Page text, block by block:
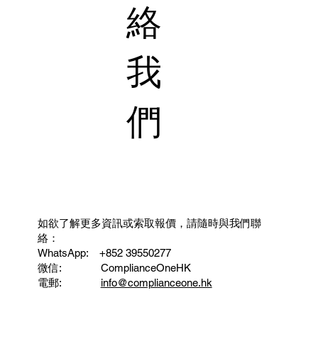
絡
我
們
如欲了解更多資訊或索取報價，請隨時與我們聯
絡：
WhatsApp: ‪ +852 39550277
微信: ComplianceOneHK
電郵: info@complianceone.hk